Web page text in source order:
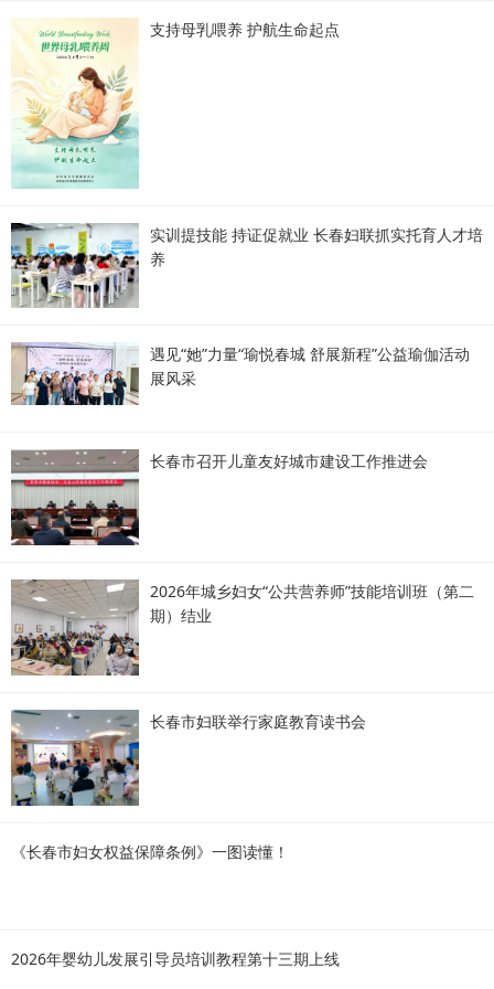
支持母乳喂养 护航生命起点
实训提技能 持证促就业 长春妇联抓实托育人才培
养
遇见“她”力量“瑜悦春城 舒展新程”公益瑜伽活动
展风采
长春市召开儿童友好城市建设工作推进会
2026年城乡妇女“公共营养师”技能培训班（第二
期）结业
长春市妇联举行家庭教育读书会
《长春市妇女权益保障条例》一图读懂！
2026年婴幼儿发展引导员培训教程第十三期上线